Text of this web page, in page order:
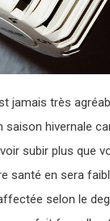
jamais très
saison hivernale
subir plus que
santé en sera
selon le